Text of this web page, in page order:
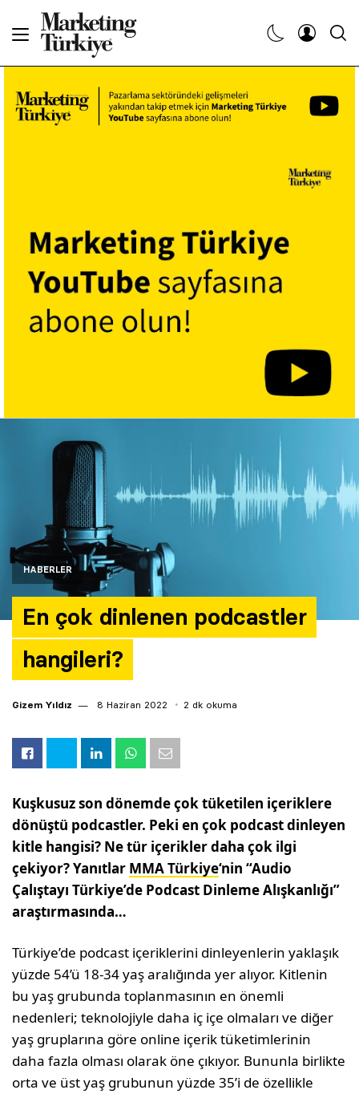
HABERLER
En çok dinlenen podcastler
hangileri?
Gizem Yıldız 8 Haziran 2022 2 dk okuma
Kuşkusuz son dönemde çok tüketilen içeriklere
dönüştü podcastler. Peki en çok podcast dinleyen
kitle hangisi? Ne tür içerikler daha çok ilgi
çekiyor? Yanıtlar MMA Türkiye‘nin “Audio
Çalıştayı Türkiye’de Podcast Dinleme Alışkanlığı”
araştırmasında…
Türkiye’de podcast içeriklerini dinleyenlerin yaklaşık
yüzde 54’ü 18-34 yaş aralığında yer alıyor. Kitlenin
bu yaş grubunda toplanmasının en önemli
nedenleri; teknolojiyle daha iç içe olmaları ve diğer
yaş gruplarına göre online içerik tüketimlerinin
daha fazla olması olarak öne çıkıyor. Bununla birlikte
orta ve üst yaş grubunun yüzde 35’i de özellikle
Haberler
Etkinlikler
Söyleşiler
Kariyer
Araştırma